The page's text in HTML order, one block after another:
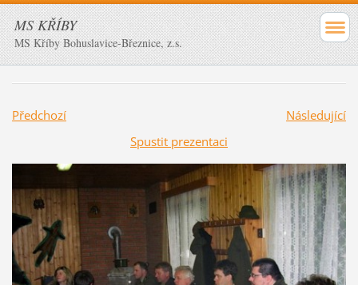
MS KŘÍBY
MS Kříby Bohuslavice-Březnice, z.s.
Předchozí
Následující
Spustit prezentaci